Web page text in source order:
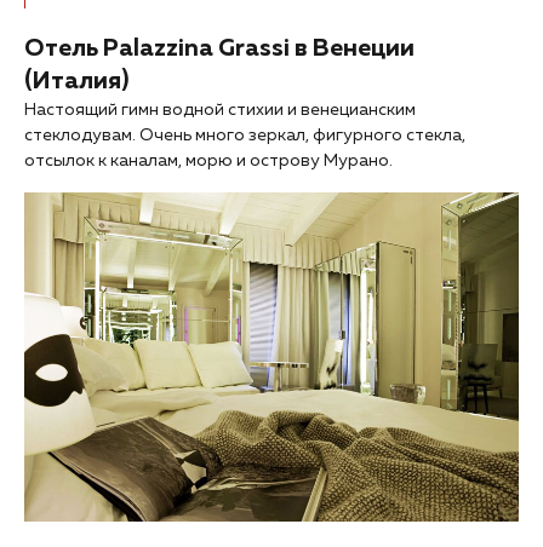
Отель Palazzina Grassi в Венеции
(Италия)
Настоящий гимн водной стихии и венецианским
стеклодувам. Очень много зеркал, фигурного стекла,
отсылок к каналам, морю и острову Мурано.